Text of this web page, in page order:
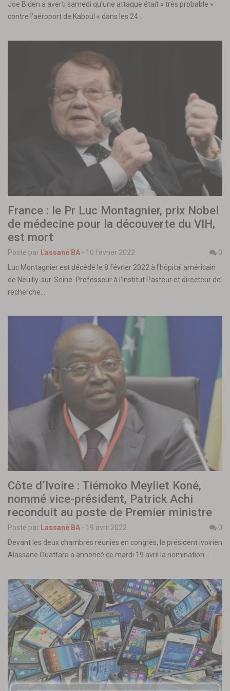
Joe Biden a averti samedi qu’une attaque était « très probable »
contre l’aéroport de Kaboul « dans les 24…
France : le Pr Luc Montagnier, prix Nobel
de médecine pour la découverte du VIH,
est mort
Posté par Lassané BA - 10 février 2022
0
Luc Montagnier est décédé le 8 février 2022 à l’hôpital américain
de Neuilly-sur-Seine. Professeur à l’Institut Pasteur et directeur de
recherche…
Côte d’Ivoire : Tiémoko Meyliet Koné,
nommé vice-président, Patrick Achi
reconduit au poste de Premier ministre
Posté par Lassané BA - 19 avril 2022
0
Devant les deux chambres réunies en congrès, le président ivoirien
Alassane Ouattara a annoncé ce mardi 19 avril la nomination…